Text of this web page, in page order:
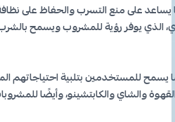
يساعد على منع التسرب والحفاظ على
الذي يوفر رؤية للمشروب ويسمح
يسمح للمستخدمين بتلبية احتياجاتهم
والشاي والكابتشينو، وأيضًا